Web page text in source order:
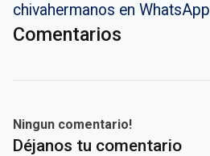
chivahermanos en WhatsApp
Comentarios
Ningun comentario!
Déjanos tu comentario